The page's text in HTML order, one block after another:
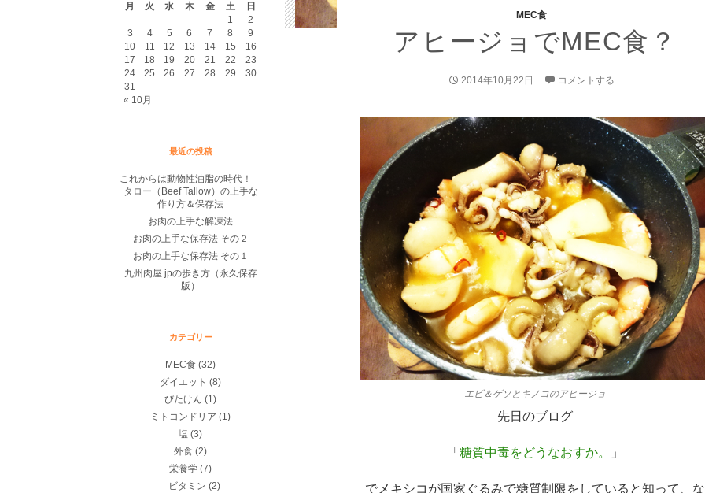
MEC食
アヒージョでMEC食？
2014年10月22日 コメントする
エビ＆ゲソとキノコのアヒージョ
先日のブログ
「糖質中毒をどうなおすか。 」
でメキシコが国家ぐるみで糖質制限をしていると知って、な
月 火 水 木 金 土
日
1
2
3
4 5 6 7 8
9
10
11 12 13 14 15
16
17
18 19 20 21 22
23
24
25 26 27 28 29
30
31
« 10月
最近の投稿
これからは動物性油脂の時代！
タロー（Beef Tallow）の上手な
作り方＆保存法
お肉の上手な解凍法
お肉の上手な保存法 その２
お肉の上手な保存法 その１
九州肉屋.jpの歩き方（永久保存
版）
カテゴリー
MEC食 (32)
ダイエット (8)
びたけん (1)
ミトコンドリア (1)
塩 (3)
外食 (2)
栄養学 (7)
ビタミン (2)